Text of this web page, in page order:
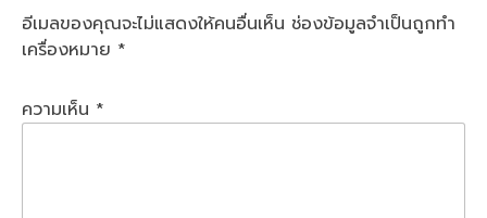
อีเมลของคุณจะไม่แสดงให้คนอื่นเห็น ช่องข้อมูลจำเป็นถูกทำ
เครื่องหมาย *
ความเห็น *